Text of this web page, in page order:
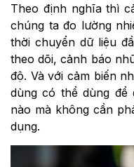
Theo định nghĩa thì
chúng ta đo lường
thời chuyển dữ liệu
theo dõi, cảnh báo
độ. Và với cảm biến
dùng có thể dùng
nào mà không cần
dụng.